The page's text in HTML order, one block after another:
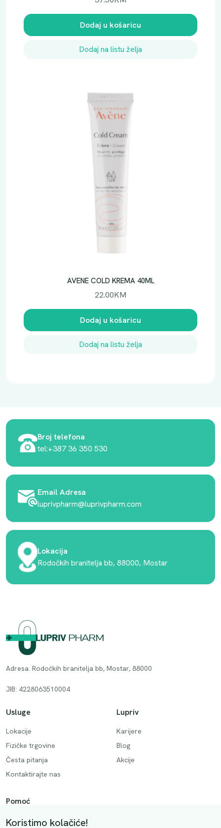
Dodaj u košaricu
Dodaj na listu želja
AVENE COLD KREMA 40ML
22.00KM
Dodaj u košaricu
Dodaj na listu želja
Broj telefona
tel:+387 36 350 530
Email Adresa
luprivpharm@luprivpharm.com
Lokacija
Rodočkih branitelja bb, 88000, Mostar
Adresa. Rodočkih branitelja bb, Mostar, 88000
JIB: 4228063510004
Usluge
Lokacije
Fizičke trgovine
Česta pitanja
Kontaktirajte nas
Lupriv
Karijere
Blog
Akcije
Pomoć
Način plaćanja
Koristimo kolačiće!